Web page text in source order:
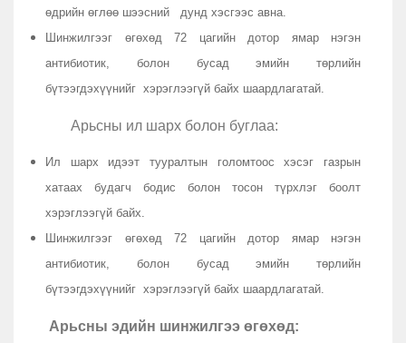
өдрийн өглөө шээсний дунд хэсгээс авна.
Шинжилгээг өгөхөд 72 цагийн дотор ямар нэгэн
антибиотик, болон бусад эмийн төрлийн
бүтээгдэхүүнийг хэрэглээгүй байх шаардлагатай.
Арьсны ил шарх болон буглаа:
Ил шарх идээт тууралтын голомтоос хэсэг газрын
хатаах будагч бодис болон тосон түрхлэг боолт
хэрэглээгүй байх.
Шинжилгээг өгөхөд 72 цагийн дотор ямар нэгэн
антибиотик, болон бусад эмийн төрлийн
бүтээгдэхүүнийг хэрэглээгүй байх шаардлагатай.
Арьсны эдийн шинжилгээ өгөхөд: